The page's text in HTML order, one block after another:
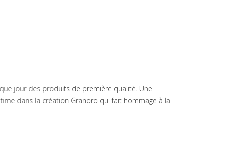
jour des produits de première qualité. Une
dans la création Granoro qui fait hommage à la